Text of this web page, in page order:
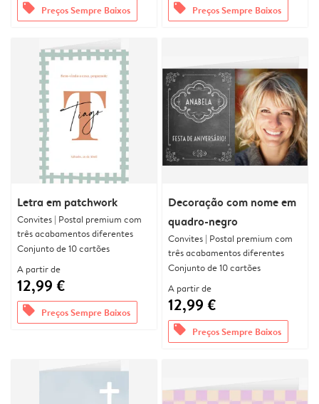
offers Preços Sempre Baixos offers Preços Sempre Baixos
Letra em patchwork
Convites | Postal premium com
três acabamentos diferentes
Conjunto de 10 cartões
A partir de
12,99 €
offers Preços Sempre Baixos
Decoração com nome em
quadro-negro
Convites | Postal premium com
três acabamentos diferentes
Conjunto de 10 cartões
A partir de
12,99 €
offers Preços Sempre Baixos